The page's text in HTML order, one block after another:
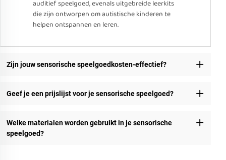
auditief speelgoed, evenals uitgebreide leerkits
die zijn ontworpen om autistische kinderen te
helpen ontspannen en leren.
Zijn jouw sensorische speelgoedkosten-effectief?
Geef je een prijslijst voor je sensorische speelgoed?
Welke materialen worden gebruikt in je sensorische
speelgoed?